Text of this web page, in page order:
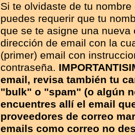
Si te olvidaste de tu
puedes requerir que tu
que se te asigne una
dirección de email con la
(primer) email con
contraseña.
email, revisa también tu
"bulk" o "spam" (o algún
encuentres allí el email
proveedores de correo
emails como correo no